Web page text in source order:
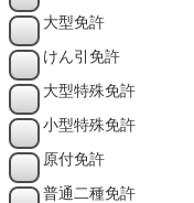
大型免許
けん引免許
大型特殊免許
小型特殊免許
原付免許
普通二種免許